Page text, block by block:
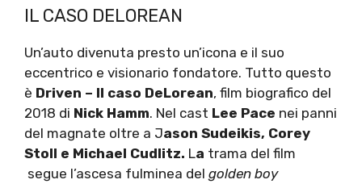
IL CASO DELOREAN
Un’auto divenuta presto un’icona e il suo
eccentrico e visionario fondatore. Tutto questo
è Driven – Il caso DeLorean, film biografico del
2018 di Nick Hamm. Nel cast Lee Pace nei panni
del magnate oltre a Jason Sudeikis, Corey
Stoll e Michael Cudlitz. La trama del film
segue l’ascesa fulminea del golden boy